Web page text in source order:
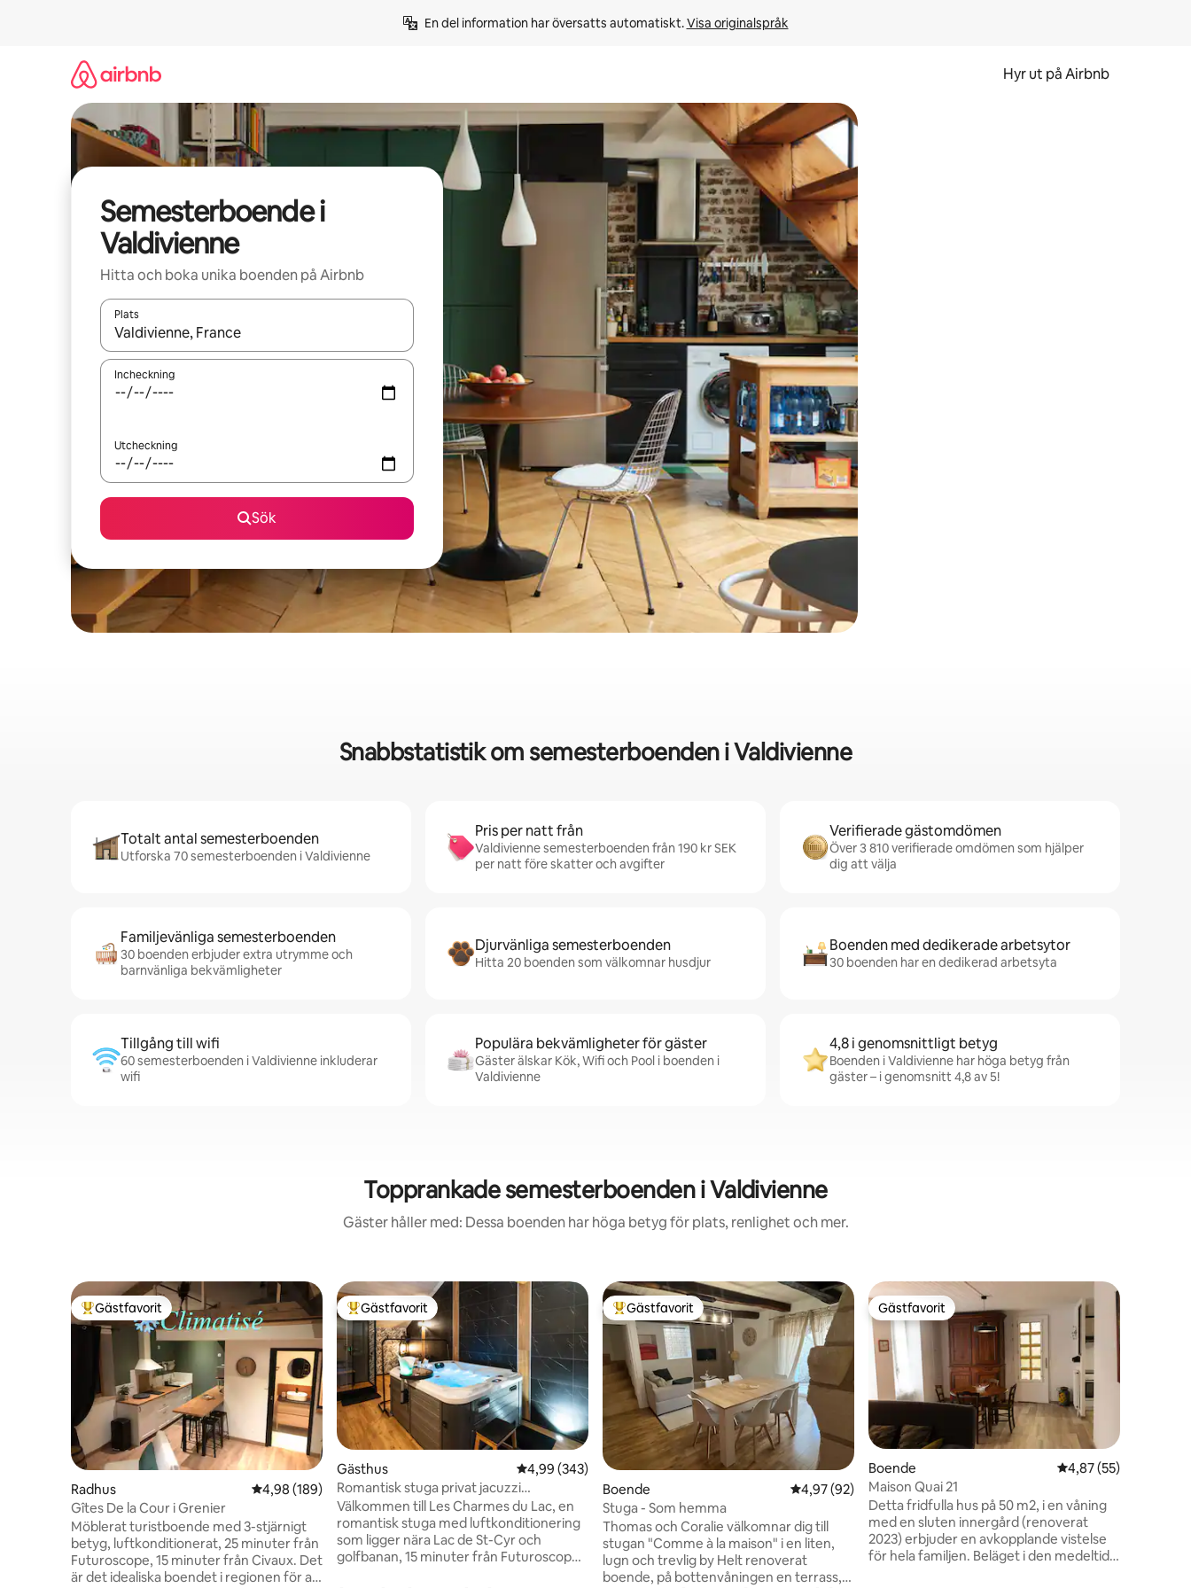
En del information har översatts automatiskt. Visa originalspråk
Hyr ut på Airbnb
Semesterboende i
Valdivienne
Hitta och boka unika boenden på Airbnb
Plats
När resultaten är tillgängliga kan du navigera med upp- och nedåtpilarna eller utforska genom att trycka eller svepa.
Incheckning
Utcheckning
Sök
Snabbstatistik om semesterboenden i Valdivienne
Totalt antal semesterboenden
Utforska 70 semesterboenden i Valdivienne
Pris per natt från
Valdivienne semesterboenden från 190 kr SEK
per natt före skatter och avgifter
Verifierade gästomdömen
Över 3 810 verifierade omdömen som hjälper
dig att välja
Familjevänliga semesterboenden
30 boenden erbjuder extra utrymme och
barnvänliga bekvämligheter
Djurvänliga semesterboenden
Hitta 20 boenden som välkomnar husdjur
Boenden med dedikerade arbetsytor
30 boenden har en dedikerad arbetsyta
Tillgång till wifi
60 semesterboenden i Valdivienne inkluderar
wifi
Populära bekvämligheter för gäster
Gäster älskar Kök, Wifi och Pool i boenden i
Valdivienne
4,8 i genomsnittligt betyg
Boenden i Valdivienne har höga betyg från
gäster – i genomsnitt 4,8 av 5!
Topprankade semesterboenden i Valdivienne
Gäster håller med: Dessa boenden har höga betyg för plats, renlighet och mer.
Populär gästfavorit
Gästfavorit
Radhus 4,98 av 5 i genomsnittligt betyg, 189 omdömen
4,98 (189)
Gîtes De la Cour i Grenier
Möblerat turistboende med 3-stjärnigt
betyg, luftkonditionerat, 25 minuter från
Futuroscope, 15 minuter från Civaux. Det
är det idealiska boendet i regionen för att
Populär gästfavorit
Gästfavorit
Gästhus 4,99 av 5 i genomsnittligt betyg, 343 omdömen
4,99 (343)
Romantisk stuga privat jacuzzi
Futuroscope 15 min
Välkommen till Les Charmes du Lac, en
romantisk stuga med luftkonditionering
som ligger nära Lac de St-Cyr och
golfbanan, 15 minuter från Futuroscope.
Populär gästfavorit
Gästfavorit
Boende 4,97 av 5 i genomsnittligt betyg, 92 omdömen
4,97 (92)
Stuga - Som hemma
Thomas och Coralie välkomnar dig till
stugan "Comme à la maison" i en liten,
lugn och trevlig by Helt renoverat
boende, på bottenvåningen en terrass,
Gästfavorit
Gästfavorit
Boende 4,87 av 5 i
4,87 (55)
Maison Quai 21
Detta fridfulla hus på 50 m2, i en våning
med en sluten innergård (renoverat
2023) erbjuder en avkopplande vistelse
för hela familjen. Beläget i den medeltida